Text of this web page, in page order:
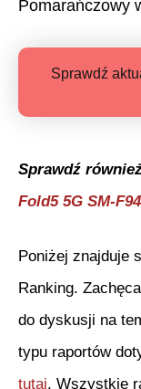
Pomarańczowy
Sprawdź
Sprawdź
Fold5 5G SM-
Poniżej znajduje
Ranking.
do dyskusji na
typu raportów
tutaj. Wszystkie